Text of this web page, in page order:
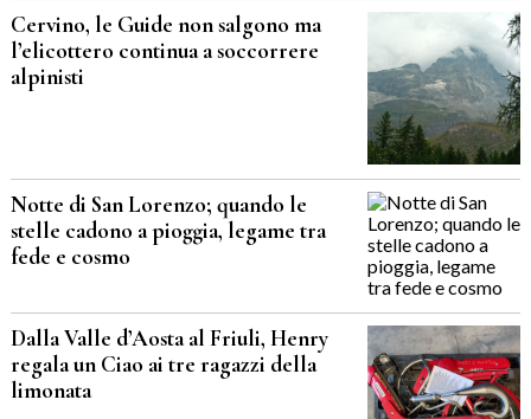
Cervino, le Guide non salgono ma
l’elicottero continua a soccorrere
alpinisti
Notte di San Lorenzo; quando le
stelle cadono a pioggia, legame tra
fede e cosmo
Dalla Valle d’Aosta al Friuli, Henry
regala un Ciao ai tre ragazzi della
limonata